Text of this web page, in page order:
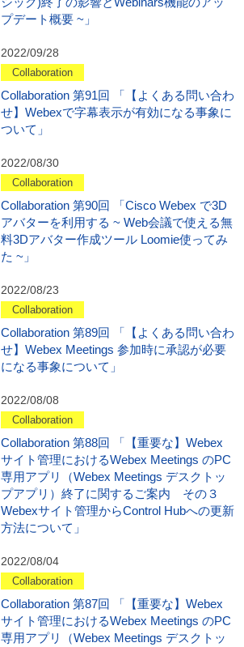
プデート概要 ~」
2022/09/28
Collaboration
Collaboration 第91回 「【よくある問い合わ
せ】Webexで字幕表示が有効になる事象に
ついて」
2022/08/30
Collaboration
Collaboration 第90回 「Cisco Webex で3D
アバターを利用する ~ Web会議で使える無
料3Dアバター作成ツール Loomie使ってみ
た ~」
2022/08/23
Collaboration
Collaboration 第89回 「【よくある問い合わ
せ】Webex Meetings 参加時に承認が必要
になる事象について」
2022/08/08
Collaboration
Collaboration 第88回 「【重要な】Webex
サイト管理におけるWebex Meetings のPC
専用アプリ（Webex Meetings デスクトッ
プアプリ）終了に関するご案内 その３
Webexサイト管理からControl Hubへの更新
方法について」
2022/08/04
Collaboration
Collaboration 第87回 「【重要な】Webex
サイト管理におけるWebex Meetings のPC
専用アプリ（Webex Meetings デスクトッ